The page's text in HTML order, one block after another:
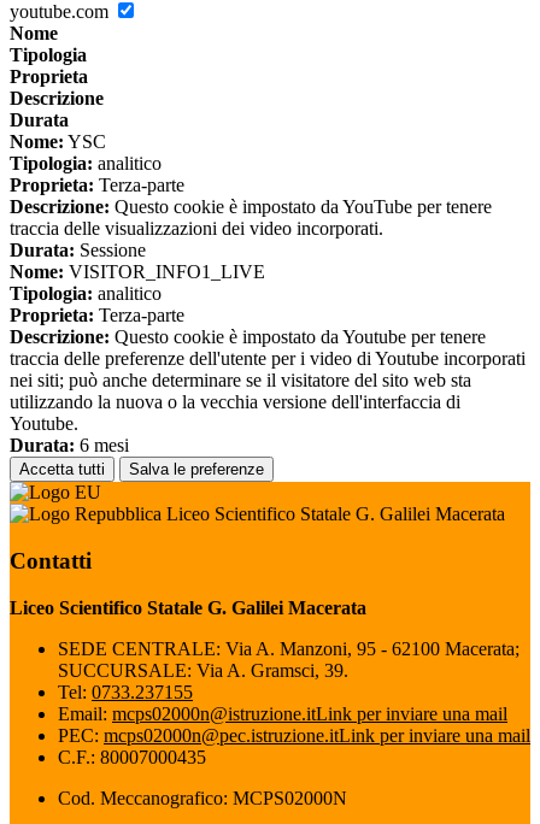
youtube.com
Nome
Tipologia
Proprieta
Descrizione
Durata
Nome: YSC
Tipologia: analitico
Proprieta: Terza-parte
Descrizione: Questo cookie è impostato da YouTube per tenere
traccia delle visualizzazioni dei video incorporati.
Durata: Sessione
Nome: VISITOR_INFO1_LIVE
Tipologia: analitico
Proprieta: Terza-parte
Descrizione: Questo cookie è impostato da Youtube per tenere
traccia delle preferenze dell'utente per i video di Youtube incorporati
nei siti; può anche determinare se il visitatore del sito web sta
utilizzando la nuova o la vecchia versione dell'interfaccia di
Youtube.
Durata: 6 mesi
Accetta tutti Salva le preferenze
Liceo Scientifico Statale G. Galilei Macerata
Contatti
Liceo Scientifico Statale G. Galilei Macerata
SEDE CENTRALE: Via A. Manzoni, 95 - 62100 Macerata;
SUCCURSALE: Via A. Gramsci, 39.
Tel: 0733.237155
Email: mcps02000n@istruzione.itLink per inviare una mail
PEC: mcps02000n@pec.istruzione.itLink per inviare una mail
C.F.: 80007000435
Cod. Meccanografico: MCPS02000N